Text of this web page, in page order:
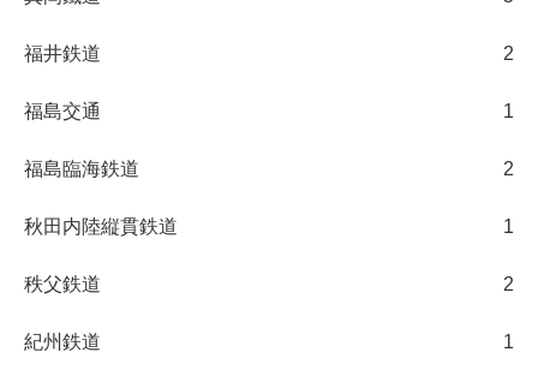
福井鉄道 2
福島交通 1
福島臨海鉄道 2
秋田内陸縦貫鉄道 1
秩父鉄道 2
紀州鉄道 1